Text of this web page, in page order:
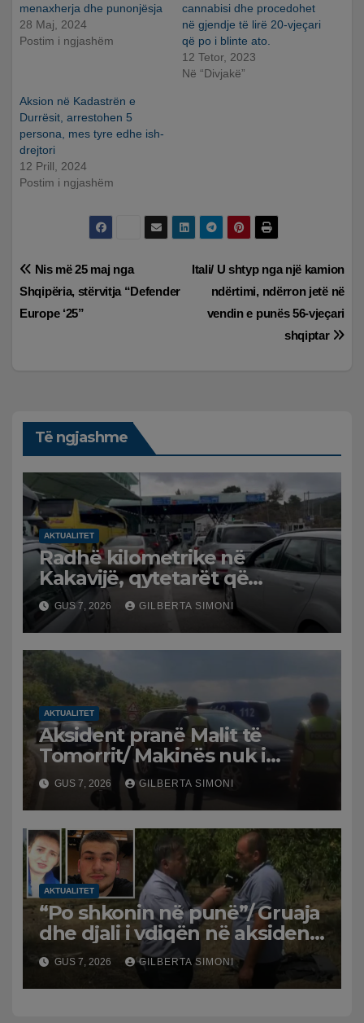
menaxherja dhe punonjësja
28 Maj, 2024
Postim i ngjashëm
cannabisi dhe procedohet
në gjendje të lirë 20-vjeçari
që po i blinte ato.
12 Tetor, 2023
Në “Divjakë”
Aksion në Kadastrën e
Durrësit, arrestohen 5
persona, mes tyre edhe ish-
drejtori
12 Prill, 2024
Postim i ngjashëm
Lëvizje
te
Itali/ U shtyp nga një kamion
ndërtimi, ndërron jetë në
vendin e punës 56-vjeçari
shqiptar
Nis më 25 maj nga
Shqipëria, stërvitja “Defender
Europe ‘25”
Të ngjashme
AKTUALITET
Radhë kilometrike në
Kakavijë, qytetarët që
kthehen në Shqipëri
bllokohen në temperatura të
larta, pala greke punon me
ritme të ngadalta
GUS 7, 2026 GILBERTA SIMONI
AKTUALITET
Aksident pranë Malit të
Tomorrit/ Makinës nuk i
punuan frenat dhe doli nga
rruga, plagosen 7 persona, dy
në gjendje të rëndë te
Trauma
GUS 7, 2026 GILBERTA SIMONI
AKTUALITET
“Po shkonin në punë”/ Gruaja
dhe djali i vdiqën në aksident,
shqiptari në Greqi prek
zemrat: Humba gjithçka!
GUS 7, 2026 GILBERTA SIMONI